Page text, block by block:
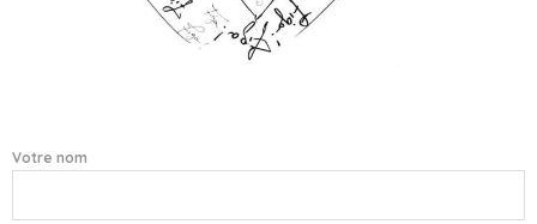
Votre nom